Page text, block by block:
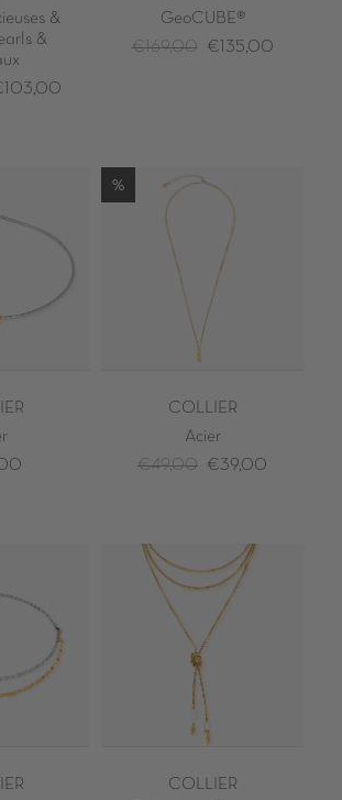
&
&
GeoCUBE®
€169,00
€135,00
%
COLLIER
Acier
€49,00
€39,00
COLLIER